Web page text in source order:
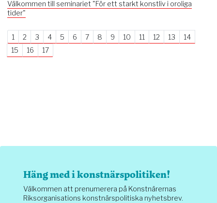
Välkommen till seminariet "För ett starkt konstliv i oroliga
tider"
1 2 3 4 5 6 7 8 9 10 11 12 13
14
15
16 17
Häng med i konstnärspolitiken!
Välkommen att prenumerera på Konstnärernas
Riksorganisations konstnärspolitiska nyhetsbrev.